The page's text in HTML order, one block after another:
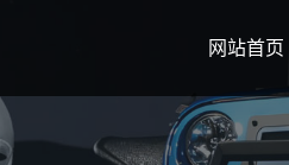
网站首页